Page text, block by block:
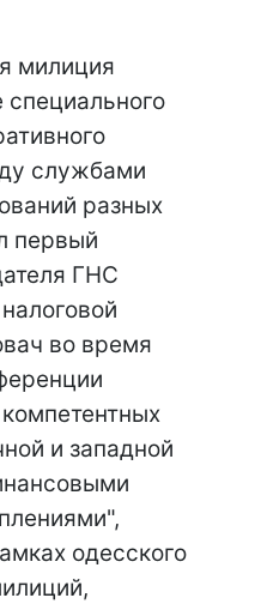
милиция
специального
службами
разных
первый
ГНС
во время
и западной
одесского